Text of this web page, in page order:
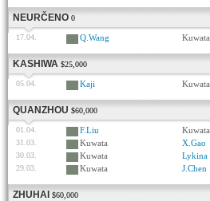
NEURČENO 0
17.04. Q.Wang Kuwata
KASHIWA $25,000
05.04. Kaji Kuwata
QUANZHOU $60,000
01.04. F.Liu Kuwata
31.03. Kuwata X.Gao
30.03. Kuwata Lykina
29.03. Kuwata J.Chen
ZHUHAI $60,000